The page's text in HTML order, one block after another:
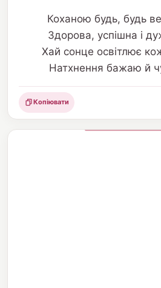
Коханою будь, будь
Здорова, успішна і
Хай сонце освітлює
Натхнення бажаю й
Поділитися
Копіювати